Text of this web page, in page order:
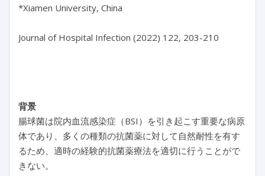
*Xiamen University, China
Journal of Hospital Infection (2022) 122, 203-210
背景
腸球菌は院内血流感染症（BSI）を引き起こす重要な病原
体であり、多くの種類の抗菌薬に対して自然耐性を有す
るため、適時の経験的抗菌薬療法を適切に行うことがで
きない。